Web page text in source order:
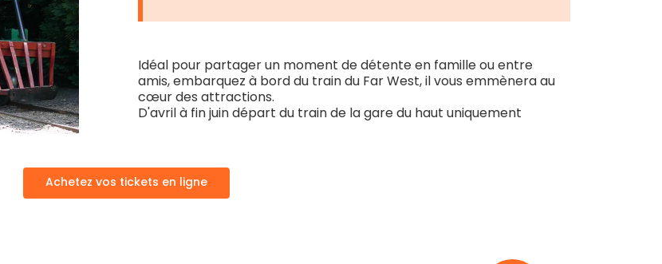
Idéal pour partager un moment de détente en famille ou entre
amis, embarquez à bord du train du Far West, il vous emmènera au
cœur des attractions.
D'avril à fin juin départ du train de la gare du haut uniquement
Achetez vos tickets en ligne